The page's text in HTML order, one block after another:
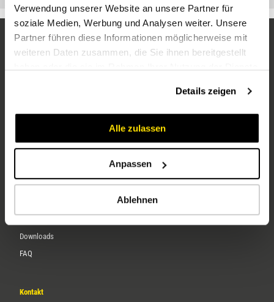
Verwendung unserer Website an unsere Partner für
soziale Medien, Werbung und Analysen weiter. Unsere
Partner führen diese Informationen möglicherweise mit
weiteren Daten zusammen, die Sie ihnen bereitgestellt
Details zeigen
Alle zulassen
Anpassen
Ablehnen
Service
Downloads
FAQ
Kontakt